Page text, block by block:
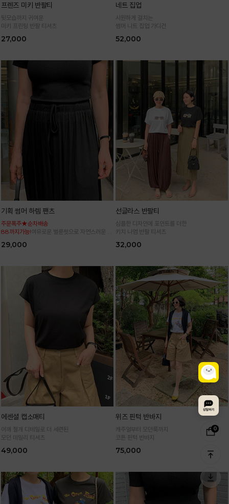
0
프렌즈 미키 반팔티
뒷모습까지 귀여운
미키 프린팅 반팔 티셔츠
27,000
네트 집업
시원하게 걸치는
썸머 니트 집업 가디건
52,000
기획 썸머 하렘 팬츠
주문폭주★순차배송
88까지가능!여유로운 벌룬핏으로 자연스러운 체
29,000
선글라스 반팔티
심플한 디자인에 포인트를 더한
키치 나염 반팔 티셔츠
32,000
에센셜 캡소매티
어깨 절개 디테일로 더 세련된
모던 데일리 티셔츠
49,000
위즈 핀턱 반바지
캐주얼부터 모던룩까지
코튼 핀턱 반바지
75,000